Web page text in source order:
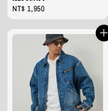
Regular
price
NT$ 1,950